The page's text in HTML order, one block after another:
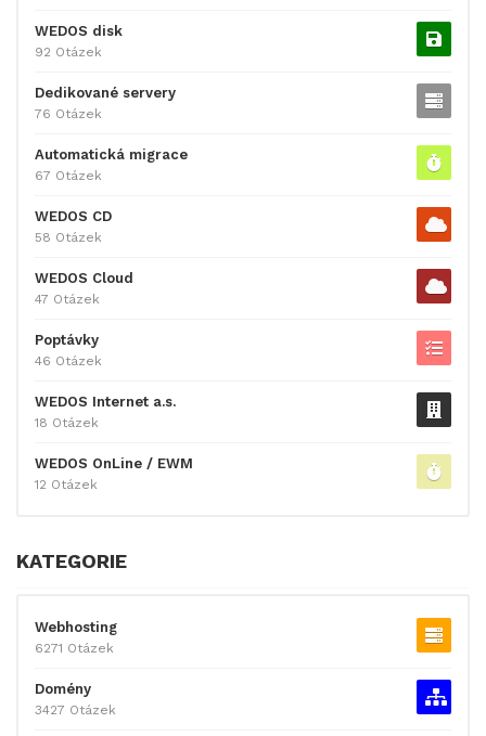
WEDOS disk
92 Otázek
Dedikované servery
76 Otázek
Automatická migrace
67 Otázek
WEDOS CD
58 Otázek
WEDOS Cloud
47 Otázek
Poptávky
46 Otázek
WEDOS Internet a.s.
18 Otázek
WEDOS OnLine / EWM
12 Otázek
KATEGORIE
Webhosting
6271 Otázek
Domény
3427 Otázek